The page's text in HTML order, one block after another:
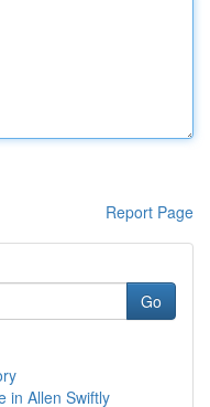
Report Page
Go
in Allen Swiftly